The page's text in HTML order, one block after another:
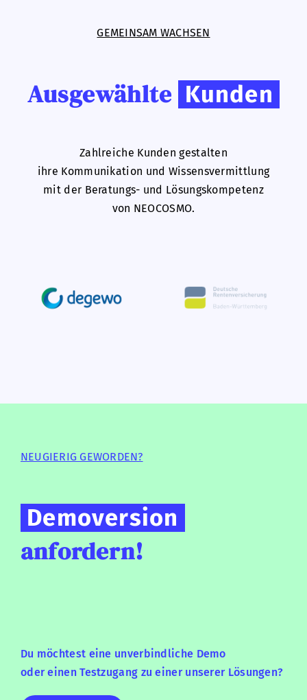
GEMEINSAM WACHSEN
Ausgewählte Kunden
Zahlreiche Kunden gestalten
ihre Kommunikation und Wissensvermittlung
mit der Beratungs- und Lösungskompetenz
von NEOCOSMO.
NEUGIERIG GEWORDEN?
Demoversion
anfordern!
Du möchtest eine unverbindliche Demo
oder einen Testzugang zu einer unserer Lösungen?